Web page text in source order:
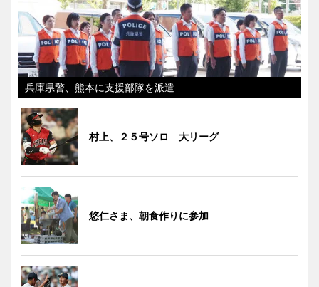
兵庫県警、熊本に支援部隊を派遣
村上、２５号ソロ 大リーグ
悠仁さま、朝食作りに参加